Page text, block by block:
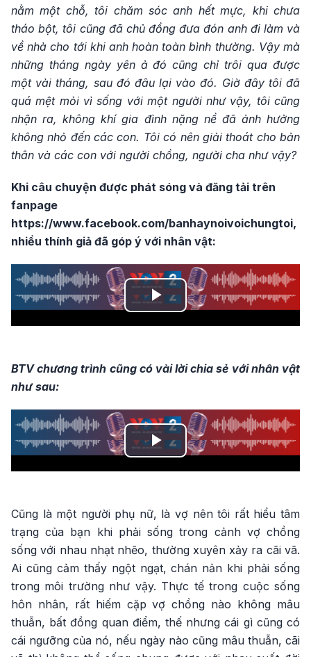
nằm một chỗ, tôi chăm sóc anh hết mực, khi chưa
tháo bột, tôi cũng đã chủ đồng đưa đón anh đi làm và
về nhà cho tới khi anh hoàn toàn bình thường. Vậy mà
những tháng ngày yên ả đó cũng chỉ trôi qua được
một vài tháng, sau đó đâu lại vào đó. Giờ đây tôi đã
quá mệt mỏi vì sống với một người như vậy, tôi cũng
nhận ra, không khí gia đình nặng nề đã ảnh hưởng
không nhỏ đến các con. Tôi có nên giải thoát cho bản
thân và các con với người chồng, người cha như vậy?
Khi câu chuyện được phát sóng và đăng tải trên
fanpage
https://www.facebook.com/banhaynoivoichungtoi,
nhiều thính giả đã góp ý với nhân vật:
Play
BTV chương trình cũng có vài lời chia sẻ với nhân vật
như sau:
Play
Cũng là một người phụ nữ, là vợ nên tôi rất hiểu tâm
trạng của bạn khi phải sống trong cảnh vợ chồng
sống với nhau nhạt nhẽo, thường xuyên xảy ra cãi vã.
Ai cũng cảm thấy ngột ngạt, chán nản khi phải sống
trong môi trường như vậy. Thực tế trong cuộc sống
hôn nhân, rất hiếm cặp vợ chồng nào không mâu
thuẫn, bất đồng quan điểm, thế nhưng cái gì cũng có
cái ngưỡng của nó, nếu ngày nào cũng mâu thuẫn, cãi